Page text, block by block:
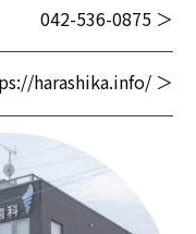
042-536-0875 ＞
harashika.info/ ＞